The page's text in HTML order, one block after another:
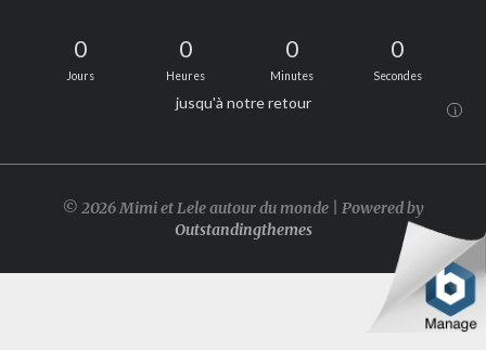
0
Jours
0
Heures
0
Minutes
0
Secondes
jusqu'à notre retour i
© 2026 Mimi et Lele autour du monde | Powered by
Outstandingthemes